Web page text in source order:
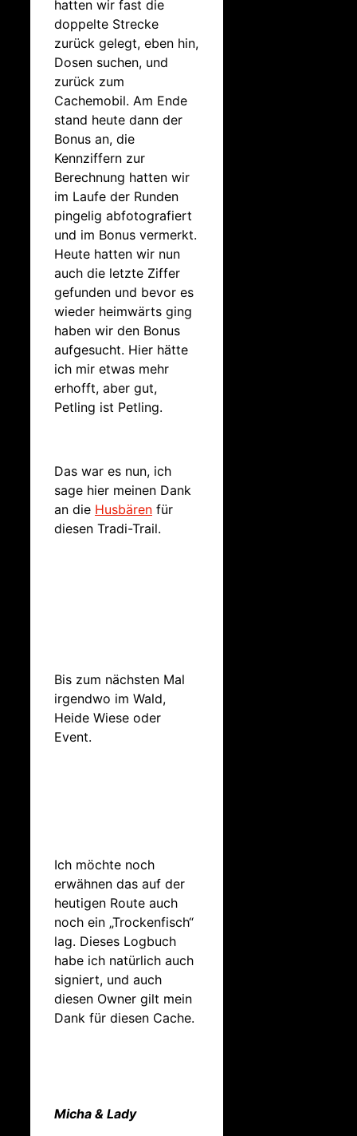
hatten wir fast die
doppelte Strecke
zurück gelegt, eben hin,
Dosen suchen, und
zurück zum
Cachemobil. Am Ende
stand heute dann der
Bonus an, die
Kennziffern zur
Berechnung hatten wir
im Laufe der Runden
pingelig abfotografiert
und im Bonus vermerkt.
Heute hatten wir nun
auch die letzte Ziffer
gefunden und bevor es
wieder heimwärts ging
haben wir den Bonus
aufgesucht. Hier hätte
ich mir etwas mehr
erhofft, aber gut,
Petling ist Petling.
Das war es nun, ich
sage hier meinen Dank
an die Husbären für
diesen Tradi-Trail.
Bis zum nächsten Mal
irgendwo im Wald,
Heide Wiese oder
Event.
Ich möchte noch
erwähnen das auf der
heutigen Route auch
noch ein „Trockenfisch“
lag. Dieses Logbuch
habe ich natürlich auch
signiert, und auch
diesen Owner gilt mein
Dank für diesen Cache.
Micha & Lady